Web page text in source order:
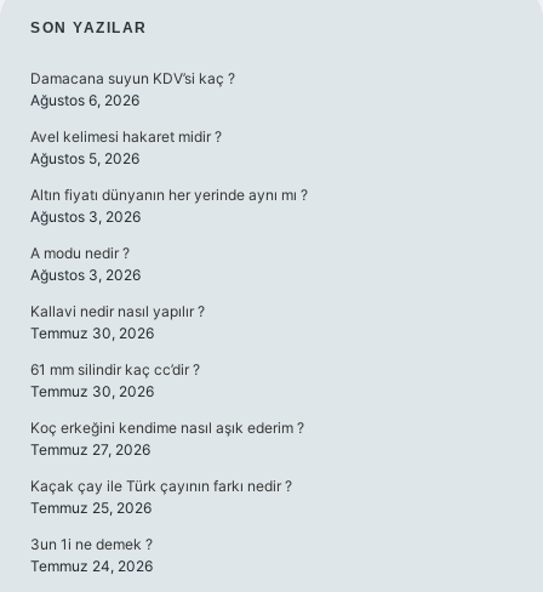
SIDEBAR
SON YAZILAR
Damacana suyun KDV’si kaç ?
Ağustos 6, 2026
Avel kelimesi hakaret midir ?
Ağustos 5, 2026
Altın fiyatı dünyanın her yerinde aynı mı ?
Ağustos 3, 2026
A modu nedir ?
Ağustos 3, 2026
Kallavi nedir nasıl yapılır ?
Temmuz 30, 2026
61 mm silindir kaç cc’dir ?
Temmuz 30, 2026
Koç erkeğini kendime nasıl aşık ederim ?
Temmuz 27, 2026
Kaçak çay ile Türk çayının farkı nedir ?
Temmuz 25, 2026
3un 1i ne demek ?
Temmuz 24, 2026